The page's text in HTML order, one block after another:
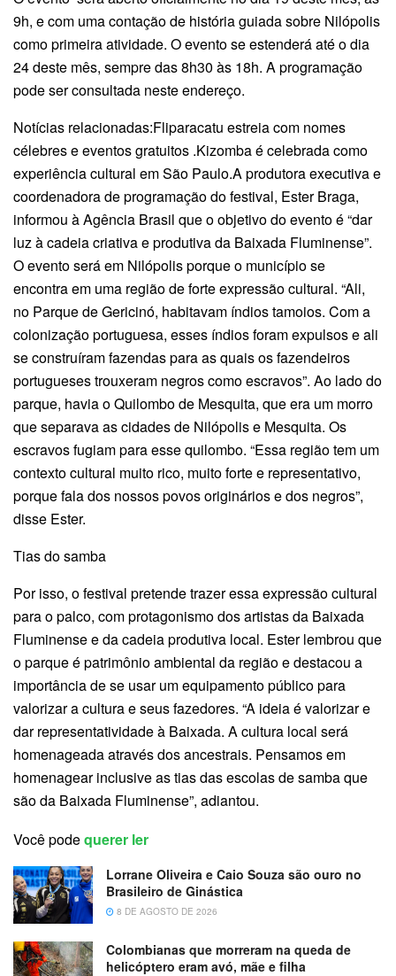
9h, e com uma contação de história guiada sobre Nilópolis
como primeira atividade. O evento se estenderá até o dia
24 deste mês, sempre das 8h30 às 18h. A programação
pode ser consultada neste endereço.
Notícias relacionadas:Fliparacatu estreia com nomes
célebres e eventos gratuitos .Kizomba é celebrada como
experiência cultural em São Paulo.A produtora executiva e
coordenadora de programação do festival, Ester Braga,
informou à Agência Brasil que o objetivo do evento é “dar
luz à cadeia criativa e produtiva da Baixada Fluminense”.
O evento será em Nilópolis porque o município se
encontra em uma região de forte expressão cultural. “Ali,
no Parque de Gericinó, habitavam índios tamoios. Com a
colonização portuguesa, esses índios foram expulsos e ali
se construíram fazendas para as quais os fazendeiros
portugueses trouxeram negros como escravos”. Ao lado do
parque, havia o Quilombo de Mesquita, que era um morro
que separava as cidades de Nilópolis e Mesquita. Os
escravos fugiam para esse quilombo. “Essa região tem um
contexto cultural muito rico, muito forte e representativo,
porque fala dos nossos povos originários e dos negros”,
disse Ester.
Tias do samba
Por isso, o festival pretende trazer essa expressão cultural
para o palco, com protagonismo dos artistas da Baixada
Fluminense e da cadeia produtiva local. Ester lembrou que
o parque é patrimônio ambiental da região e destacou a
importância de se usar um equipamento público para
valorizar a cultura e seus fazedores. “A ideia é valorizar e
dar representatividade à Baixada. A cultura local será
homenageada através dos ancestrais. Pensamos em
homenagear inclusive as tias das escolas de samba que
são da Baixada Fluminense”, adiantou.
Você podequerer ler
Lorrane Oliveira e Caio Souza são ouro no
Brasileiro de Ginástica
8 DE AGOSTO DE 2026
Colombianas que morreram na queda de
helicóptero eram avó, mãe e filha